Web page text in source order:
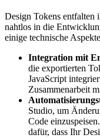
Design Tokens entfalten
nahtlos in die
einige technische
Integration mit
die exportierten
JavaScript
Zusammenarbeit
Studio, um
Code
dafür, dass Ihr